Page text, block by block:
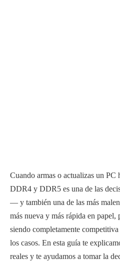
Cuando armas o actualizas un PC
DDR4 y DDR5 es una de las
— y también una de las más
más nueva y más rápida en
siendo completamente
los casos. En esta guía te
reales y te ayudamos a tomar la